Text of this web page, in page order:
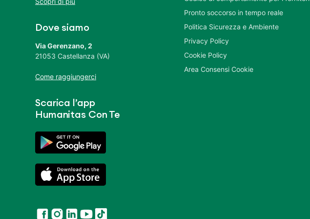
Dove siamo
Via Gerenzano, 2
21053 Castellanza (VA)
Come raggiungerci
Scarica l’app
Humanitas Con Te
Pronto soccorso in tempo reale
Politica Sicurezza e Ambiente
Privacy Policy
Cookie Policy
Area Consensi Cookie